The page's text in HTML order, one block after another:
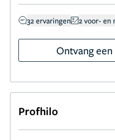
32 ervaringen 2 voor- en
Ontvang
Profhilo